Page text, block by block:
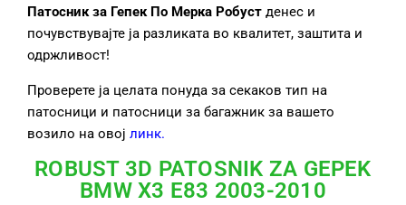
Патосник за ГепекПо Мерка Робуст денес и
почувствувајте ја разликата во квалитет, заштита и
одржливост!
Проверете ја целата понуда за секаков тип на
патосници и патосници за багажник за вашето
возило на овој линк.
ROBUST 3D PATOSNIK ZA GEPEK
BMW X3 E83 2003-2010